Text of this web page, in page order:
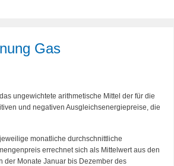
Gas
ungewichtete arithmetische Mittel der für die
und negativen Ausgleichsenergiepreise, die
monatliche durchschnittliche
errechnet sich als Mittelwert aus den
der Monate Januar bis Dezember des